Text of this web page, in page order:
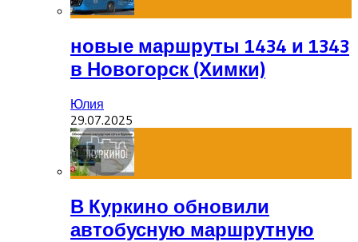
новые маршруты 1434 и 1343
в Новогорск (Химки)
Юлия
29.07.2025
В Куркино обновили
автобусную маршрутную